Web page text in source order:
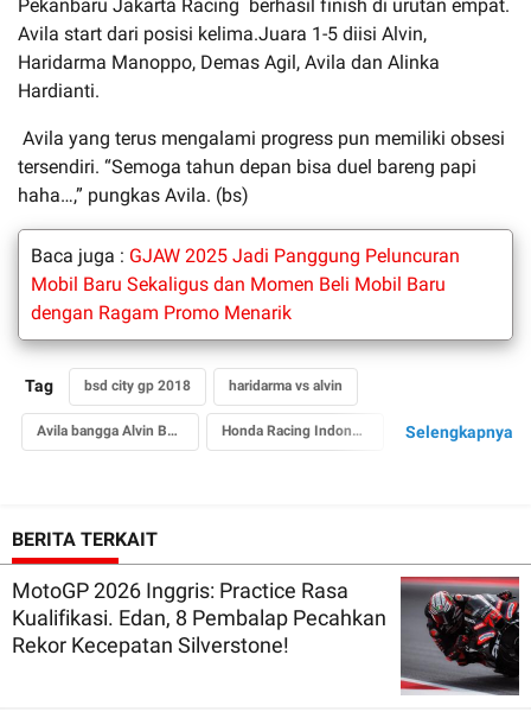
Pekanbaru Jakarta Racing berhasil finish di urutan empat.
Avila start dari posisi kelima.Juara 1-5 diisi Alvin,
Haridarma Manoppo, Demas Agil, Avila dan Alinka
Hardianti.
Avila yang terus mengalami progress pun memiliki obsesi
tersendiri. “Semoga tahun depan bisa duel bareng papi
haha…,” pungkas Avila. (bs)
Baca juga : GJAW 2025 Jadi Panggung Peluncuran
Mobil Baru Sekaligus dan Momen Beli Mobil Baru
dengan Ragam Promo Menarik
Tag bsd city gp 2018 haridarma vs alvin
Avila bangga Alvin Bahar Honda Racing Indonesia Selengkapnya
BERITA TERKAIT
MotoGP 2026 Inggris: Practice Rasa
Kualifikasi. Edan, 8 Pembalap Pecahkan
Rekor Kecepatan Silverstone!